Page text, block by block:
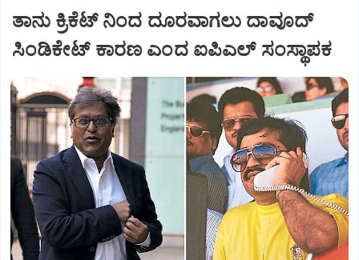
ತಾನು ಕ್ರಿಕೆಟ್‌ ನಿಂದ ದೂರವಾಗಲು ದಾವೂದ್‌
ಸಿಂಡಿಕೇಟ್‌ ಕಾರಣ ಎಂದ ಐಪಿಎಲ್‌ ಸಂಸ್ಥಾಪಕ